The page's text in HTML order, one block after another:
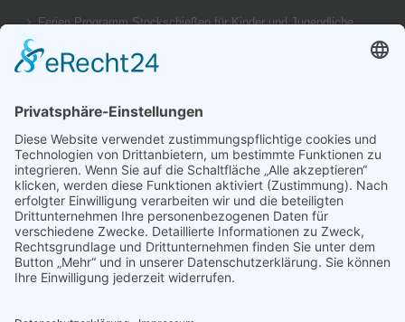
Ferien Programm Stockschießen für Kinder und Jugendliche
Brotzeit Turnier Stocksport zur Einweihung der Flutlichtanlage
am 18. September 2026
Offener Vereinspokal Stockschießen am So 13.09.2026 für
Gruppen Vereine und Familien
Jugend-Girgl – U14 – Turnier Stocksport Ausschreibung und
Startliste für 04. Juli